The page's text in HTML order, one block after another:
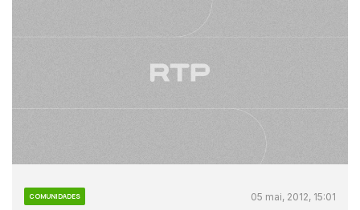
COMUNIDADES 05 mai, 2012, 15:01